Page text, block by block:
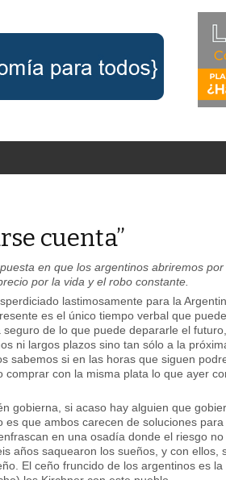
cuenta”
en que los argentinos abriremos
por la vida y el robo constante.
lastimosamente para la
es el único tiempo verbal que
de lo que puede depararle el
ni largos plazos sino tan sólo a la
sabemos si en las horas que siguen
con la misma plata lo que ayer
gobierna, si acaso hay alguien que
es que ambos carecen de soluciones
en una osadía donde el riesgo
años saquearon los sueños, y con ellos,
El ceño fruncido de los argentinos es